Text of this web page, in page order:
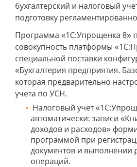
бухгалтерский и налоговый
подготовку
Программа «1С:Упрощенка 8»
совокупность платформы
специальной поставки
«Бухгалтерия предприятия.
которая предварительно
учета по УСН.
Налоговый учет
автоматически: записи
доходов и расходов»
программой при
документов и выполнении
операций.